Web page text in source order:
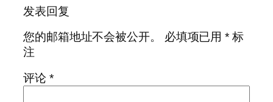
发表回复
您的邮箱地址不会被公开。
必填项已用* 标
注
评论 *